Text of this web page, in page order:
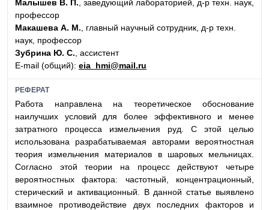
Малышев В. П., заведующий лабораторией, д-р техн. наук,
профессор
Макашева А. М., главный научный сотрудник, д-р техн.
наук, профессор
Зубрина Ю. С., ассистент
E-mail (общий): eia_hmi@mail.ru
РЕФЕРАТ
Работа направлена на теоретическое обоснование
наилучших условий для более эффективного и менее
затратного процесса измельчения руд. С этой целью
использована разрабатываемая авторами вероятностная
теория измельчения материалов в шаровых мельницах.
Согласно этой теории на процесс действуют четыре
вероятностных фактора: частотный, концентрационный,
стерический и активационный. В данной статье выявлено
взаимное противодействие двух последних факторов и